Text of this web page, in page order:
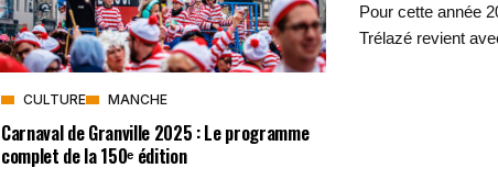
CULTURE MANCHE
Carnaval de Granville 2025 : Le programme
complet de la 150ᵉ édition
Pour cette année
Trélazé revient